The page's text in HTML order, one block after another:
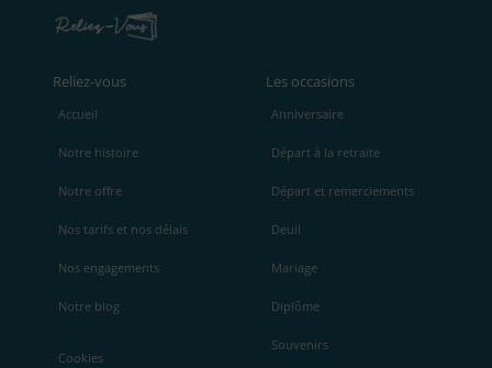
Reliez‑vous
Accueil
Notre histoire
Notre offre
Nos tarifs et nos délais
Nos engagements
Notre blog
Cookies
Les occasions
Anniversaire
Départ à la retraite
Départ et remerciements
Deuil
Mariage
Diplôme
Souvenirs